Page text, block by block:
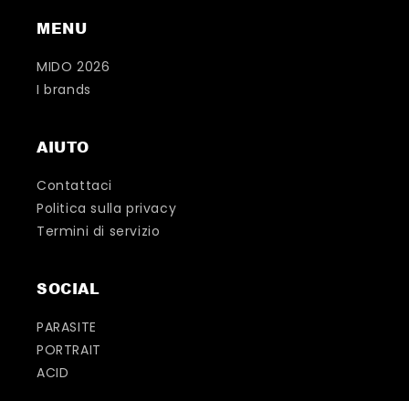
MENU
MIDO 2026
I brands
AIUTO
Contattaci
Politica sulla privacy
Termini di servizio
SOCIAL
PARASITE
PORTRAIT
ACID